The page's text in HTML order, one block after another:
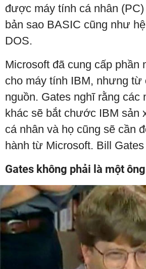
được máy tính cá nhân
bản sao BASIC cũng như
DOS.
Microsoft đã cung cấp phần
cho máy tính IBM, nhưng từ
nguồn. Gates nghĩ rằng các
khác sẽ bắt chước IBM sản
cá nhân và họ cũng sẽ cần
hành từ Microsoft. Bill
Gates không phải là một